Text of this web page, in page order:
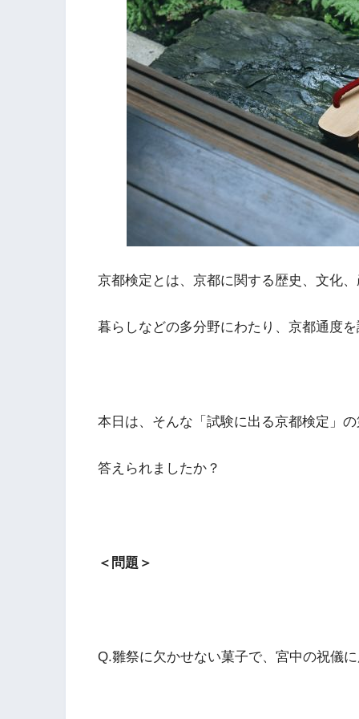
京都検定とは、京都に関する歴史、文化
暮らしなどの多分野にわたり、京都通度
本日は、そんな「試験に出る京都検定」
答えられましたか？
＜問題＞
Q.雛祭に欠かせない菓子で、宮中の祝儀